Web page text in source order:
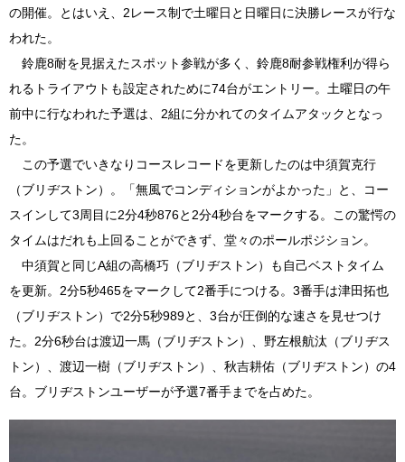
の開催。とはいえ、2レース制で土曜日と日曜日に決勝レースが行な
われた。
鈴鹿8耐を見据えたスポット参戦が多く、鈴鹿8耐参戦権利が得ら
れるトライアウトも設定されために74台がエントリー。土曜日の午
前中に行なわれた予選は、2組に分かれてのタイムアタックとなっ
た。
この予選でいきなりコースレコードを更新したのは中須賀克行
（ブリヂストン）。「無風でコンディションがよかった」と、コー
スインして3周目に2分4秒876と2分4秒台をマークする。この驚愕の
タイムはだれも上回ることができず、堂々のポールポジション。
中須賀と同じA組の高橋巧（ブリヂストン）も自己ベストタイム
を更新。2分5秒465をマークして2番手につける。3番手は津田拓也
（ブリヂストン）で2分5秒989と、3台が圧倒的な速さを見せつけ
た。2分6秒台は渡辺一馬（ブリヂストン）、野左根航汰（ブリヂス
トン）、渡辺一樹（ブリヂストン）、秋吉耕佑（ブリヂストン）の4
台。ブリヂストンユーザーが予選7番手までを占めた。